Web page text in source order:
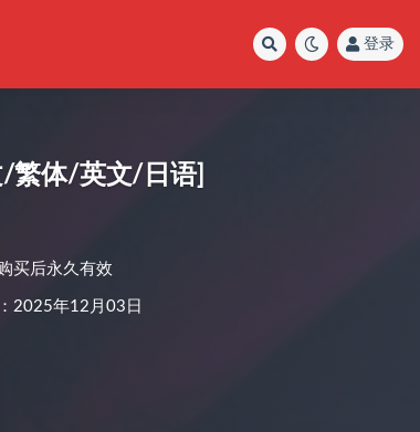
登录
/繁体/英文/日语]
买后永久有效
2025年12月03日